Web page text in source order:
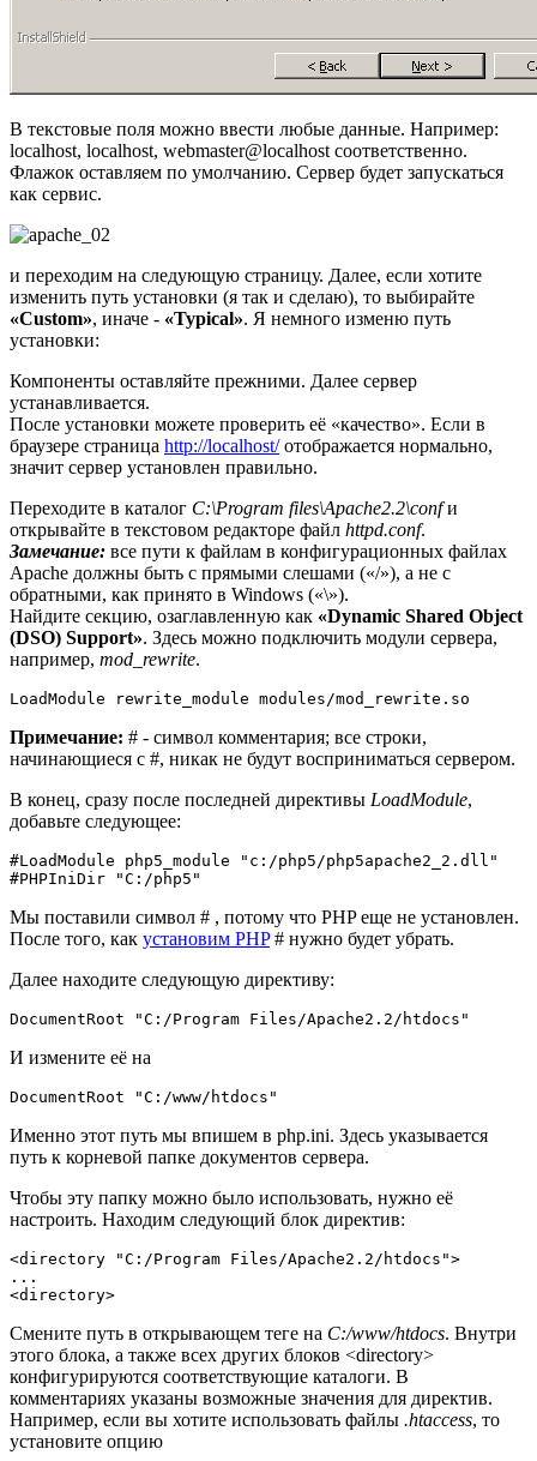
В текстовые поля можно ввести любые данные. Например:
localhost, localhost, webmaster@localhost соответственно.
Флажок оставляем по умолчанию. Сервер будет запускаться
как сервис.
и переходим на следующую страницу. Далее, если хотите
изменить путь установки (я так и сделаю), то выбирайте
«Custom», иначе - «Typical». Я немного изменю путь
установки:
Компоненты оставляйте прежними. Далее сервер
устанавливается.
После установки можете проверить её «качество». Если в
браузере страница http://localhost/отображается нормально,
значит сервер установлен правильно.
Переходите в каталог C:\Program files\Apache2.2\confи
открывайте в текстовом редакторе файл httpd.conf.
Замечание: все пути к файлам в конфигурационных файлах
Apache должны быть с прямыми слешами («/»), а не с
обратными, как принято в Windows («\»).
Найдите секцию, озаглавленную как «Dynamic Shared Object
(DSO) Support». Здесь можно подключить модули сервера,
например, mod_rewrite.
LoadModule rewrite_module modules/mod_rewrite.so
Примечание: # - символ комментария; все строки,
начинающиеся с #, никак не будут восприниматься сервером.
В конец, сразу после последней директивы LoadModule,
добавьте следующее:
#LoadModule php5_module "c:/php5/php5apache2_2.dll"
Мы поставили символ # , потому что PHP еще не установлен.
После того, как установим PHP# нужно будет убрать.
Далее находите следующую директиву:
DocumentRoot "C:/Program Files/Apache2.2/htdocs"
И измените её на
Именно этот путь мы впишем в php.ini. Здесь указывается
путь к корневой папке документов сервера.
Чтобы эту папку можно было использовать, нужно её
настроить. Находим следующий блок директив:
<directory "C:/Program Files/Apache2.2/htdocs">
...
<directory>
Смените путь в открывающем теге на C:/www/htdocs. Внутри
этого блока, а также всех других блоков <directory>
конфигурируются соответствующие каталоги. В
комментариях указаны возможные значения для директив.
Например, если вы хотите использовать файлы .htaccess, то
установите опцию